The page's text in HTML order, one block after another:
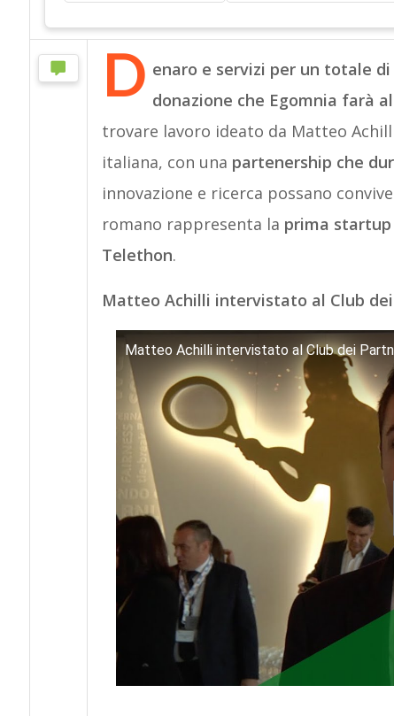
D enaro e servizi per un totale
donazione che Egomnia farà
trovare lavoro ideato da Matteo
italiana, con una partenership che
innovazione e ricerca possano
romano rappresenta la prima
Telethon.
Matteo Achilli intervistato al Club
Matteo Achilli intervistato al Club dei